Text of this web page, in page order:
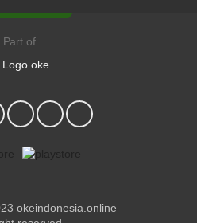
Part of
okeindonesia.online